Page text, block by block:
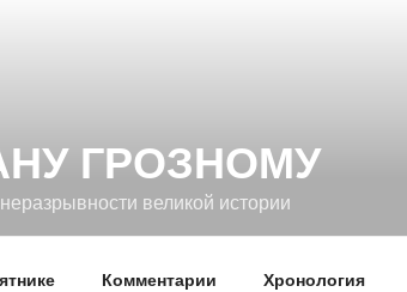
ГРОЗНОМУ
великой истории
Комментарии Хронология